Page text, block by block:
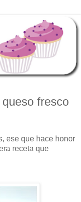
fresco
ese que hace honor
receta que